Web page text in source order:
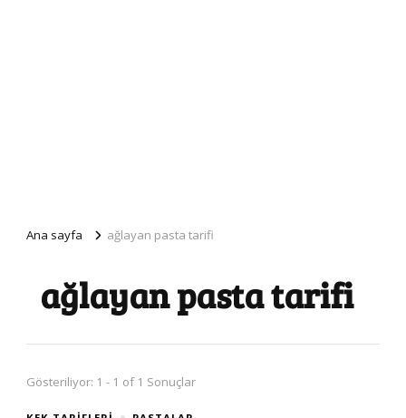
Ana sayfa ağlayan pasta tarifi
ağlayan pasta tarifi
Gösteriliyor: 1 - 1 of 1 Sonuçlar